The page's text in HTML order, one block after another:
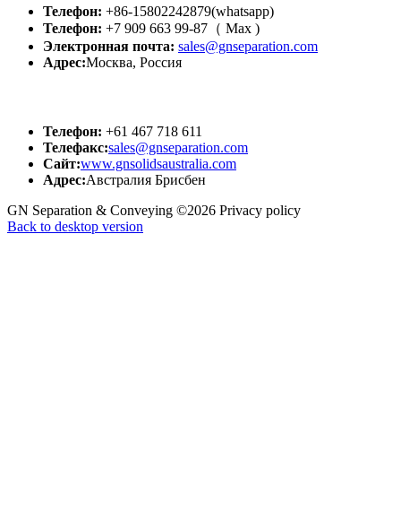
Телефон: +86-15802242879(whatsapp)
Телефон: +7 909 663 99-87（ Мах )
Электронная почта: sales@gnseparation.com
Адрес:Москва, Россия
Телефон: +61 467 718 611
Телефакс:sales@gnseparation.com
Сайт:www.gnsolidsaustralia.com
Адрес:Австралия Брисбен
GN Separation & Conveying ©2026 Privacy policy
Back to desktop version